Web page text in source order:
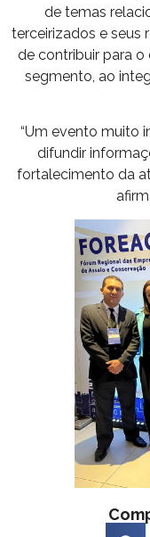
de temas
terceirizados e seus
de contribuir para
segmento, ao
“Um evento muito
difundir
fortalecimento da